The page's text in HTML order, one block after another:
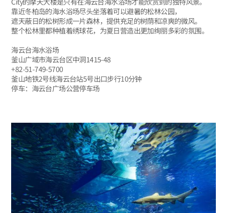
靠近冬柏岛的海水浴场尽头坐落着可以避暑的松林公园，
遮天蔽日的松树形成一片森林，提供充足的树荫和凉爽的微风。
整个松林里都种植着绣球花，为夏日营造出更加绚丽多彩的氛围。
海云台海水浴场
釜山广域市海云台区中洞1415-48
+82-51-749-5700
釜山地铁2号线海云台站5号出口步行10分钟
停车：海云台广场公营停车场